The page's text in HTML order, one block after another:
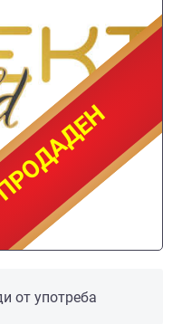
от употреба